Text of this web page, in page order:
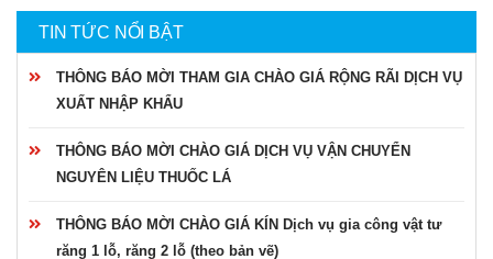
TIN TỨC NỔI BẬT
THÔNG BÁO MỜI THAM GIA CHÀO GIÁ RỘNG RÃI DỊCH VỤ
XUẤT NHẬP KHẨU
THÔNG BÁO MỜI CHÀO GIÁ DỊCH VỤ VẬN CHUYỂN
NGUYÊN LIỆU THUỐC LÁ
THÔNG BÁO MỜI CHÀO GIÁ KÍN Dịch vụ gia công vật tư
răng 1 lỗ, răng 2 lỗ (theo bản vẽ)